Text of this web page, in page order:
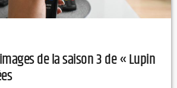
de la saison 3 de « Lupin